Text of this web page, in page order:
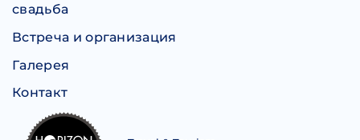
свадьба
Встреча и организация
Галерея
Контакт